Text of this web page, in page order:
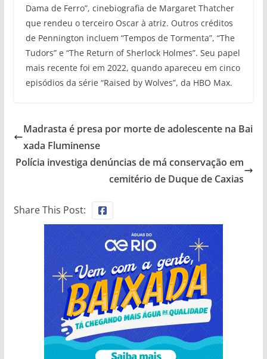
Dama de Ferro”, cinebiografia de Margaret Thatcher
que rendeu o terceiro Oscar à atriz. Outros créditos
de Pennington incluem “Tempos de Tormenta”, “The
Tudors” e “The Return of Sherlock Holmes”. Seu papel
mais recente foi em 2022, quando apareceu em cinco
episódios da série “Raised by Wolves”, da HBO Max.
Madrasta é presa por morte de adolescente na Bai
xada Fluminense
Polícia investiga denúncias de má conservação em
cemitério de Duque de Caxias
Share This Post: